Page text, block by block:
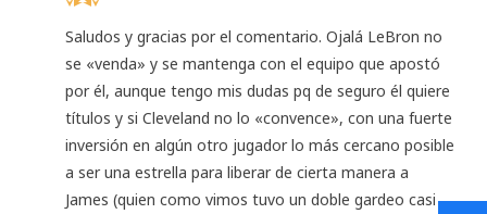
Saludos y gracias por el comentario. Ojalá LeBron no
se «venda» y se mantenga con el equipo que apostó
por él, aunque tengo mis dudas pq de seguro él quiere
títulos y si Cleveland no lo «convence», con una fuerte
inversión en algún otro jugador lo más cercano posible
a ser una estrella para liberar de cierta manera a
James (quien como vimos tuvo un doble gardeo casi